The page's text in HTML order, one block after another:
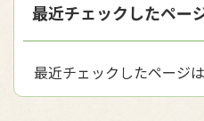
最近チェックしたペー
最近チェックしたページ